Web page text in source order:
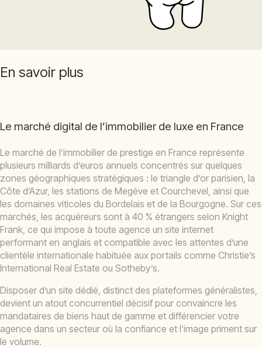
En savoir plus
Le marché digital de l’immobilier de luxe en France
Le marché de l’immobilier de prestige en France représente
plusieurs milliards d’euros annuels concentrés sur quelques
zones géographiques stratégiques : le triangle d’or parisien, la
Côte d’Azur, les stations de Megève et Courchevel, ainsi que
les domaines viticoles du Bordelais et de la Bourgogne. Sur ces
marchés, les acquéreurs sont à 40 % étrangers selon Knight
Frank, ce qui impose à toute agence un site internet
performant en anglais et compatible avec les attentes d’une
clientèle internationale habituée aux portails comme Christie’s
International Real Estate ou Sotheby’s.
Disposer d’un site dédié, distinct des plateformes généralistes,
devient un atout concurrentiel décisif pour convaincre les
mandataires de biens haut de gamme et différencier votre
agence dans un secteur où la confiance et l’image priment sur
le volume.